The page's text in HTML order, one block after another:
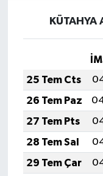
KÜTAHYA
25 Tem Cts
26 Tem Paz
27 Tem Pts
28 Tem Sal
29 Tem Çar